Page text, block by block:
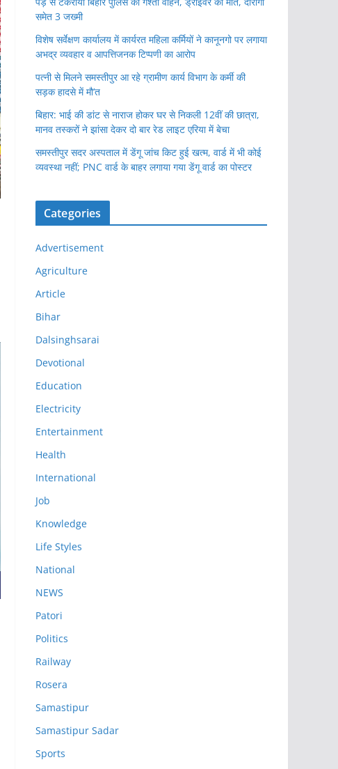
समेत 3 जख्मी
विशेष सर्वेक्षण कार्यालय में कार्यरत महिला कर्मियों ने कानूनगो पर लगाया
अभद्र व्यवहार व आपत्तिजनक टिप्पणी का आरोप
पत्नी से मिलने समस्तीपुर आ रहे ग्रामीण कार्य विभाग के कर्मी की
सड़क हादसे में मौ’त
बिहार: भाई की डांट से नाराज होकर घर से निकली 12वीं की छात्रा,
मानव तस्करों ने झांसा देकर दो बार रेड लाइट एरिया में बेचा
समस्तीपुर सदर अस्पताल में डेंगू जांच किट हुई खत्म, वार्ड में भी कोई
व्यवस्था नहीं; PNC वार्ड के बाहर लगाया गया डेंगू वार्ड का पोस्टर
Categories
Advertisement
Agriculture
Article
Bihar
Dalsinghsarai
Devotional
Education
Electricity
Entertainment
Health
International
Job
Knowledge
Life Styles
National
NEWS
Patori
Politics
Railway
Rosera
Samastipur
Samastipur Sadar
Sports